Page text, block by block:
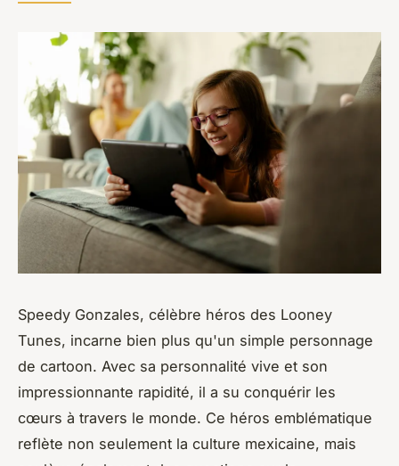
Speedy Gonzales, célèbre héros des Looney
Tunes, incarne bien plus qu'un simple personnage
de cartoon. Avec sa personnalité vive et son
impressionnante rapidité, il a su conquérir les
cœurs à travers le monde. Ce héros emblématique
reflète non seulement la culture mexicaine, mais